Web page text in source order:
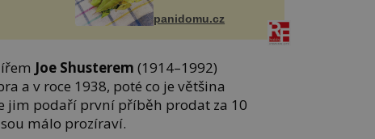
panidomu.cz
Joe Shusterem (1914–1992)
a v roce 1938, poté co je většina
jim podaří první příběh prodat za 10
málo prozíraví.